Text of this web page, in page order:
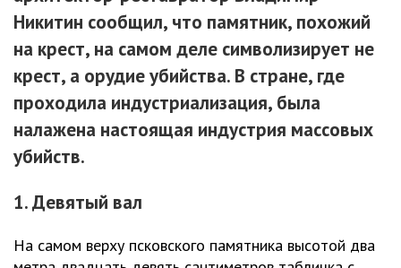
Никитин сообщил, что памятник, похожий
на крест, на самом деле символизирует не
крест, а орудие убийства. В стране, где
проходила индустриализация, была
налажена настоящая индустрия массовых
убийств.
1. Девятый вал
На самом верху псковского памятника высотой два